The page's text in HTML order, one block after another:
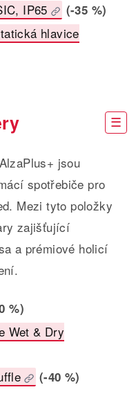
IP65
(-35 %)
hlavice
jsou
spotřebiče pro
Mezi tyto položky
zajišťující
a prémiové holicí
%)
Wet & Dry
(-40 %)